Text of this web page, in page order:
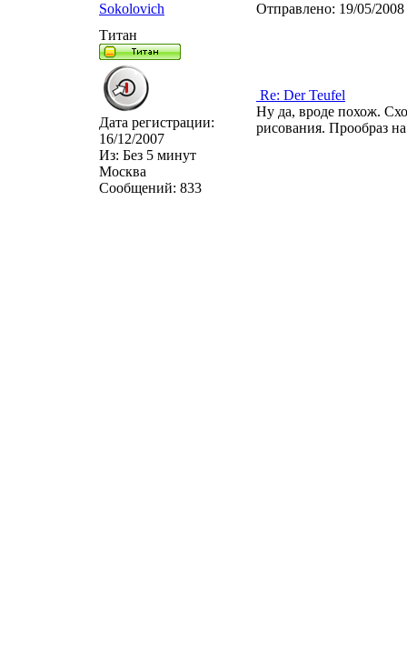
Sokolovich Отправлено: 19/05/
Титан
Дата регистрации:
16/12/2007
Из: Без 5 минут
Москва
Сообщений: 833
Re: Der Teufel
Ну да, вроде похож.
рисования. Прообраз